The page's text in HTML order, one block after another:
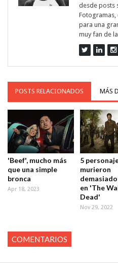
desde posts
para una
muy fan de
POSTS RELACIONADOS MÁS
'Beef', mucho más
que una simple
bronca
Apr 18, 2023
5
murieron
en 'The
Dead'
Nov 29, 2022
COMENTARIOS